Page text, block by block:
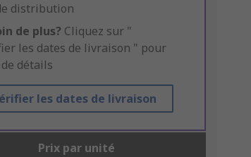
distribution
de plus? Cliquez sur "
les dates de livraison " pour
détails
les dates de livraison
Prix par unité